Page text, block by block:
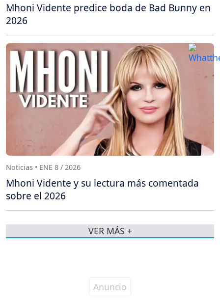
Mhoni Vidente predice boda de Bad Bunny en
2026
Noticias • ENE 8 / 2026
Mhoni Vidente y su lectura más comentada
sobre el 2026
VER MÁS +